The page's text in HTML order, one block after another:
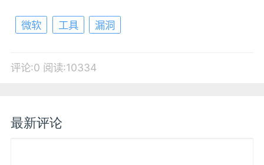
微软 工具 漏洞
评论:0 阅读:10334
最新评论